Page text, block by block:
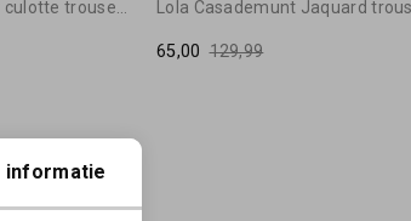
65,00 129,99
informatie